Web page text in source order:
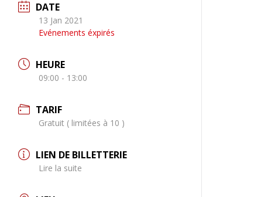
DATE
13 Jan 2021
Evénements éxpirés
HEURE
09:00 - 13:00
TARIF
Gratuit ( limitées à 10 )
LIEN DE BILLETTERIE
Lire la suite